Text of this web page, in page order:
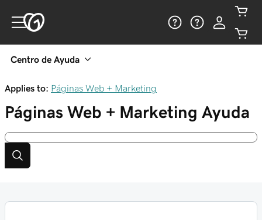
Centro de Ayuda
Applies to: Páginas Web + Marketing
Páginas Web + Marketing Ayuda